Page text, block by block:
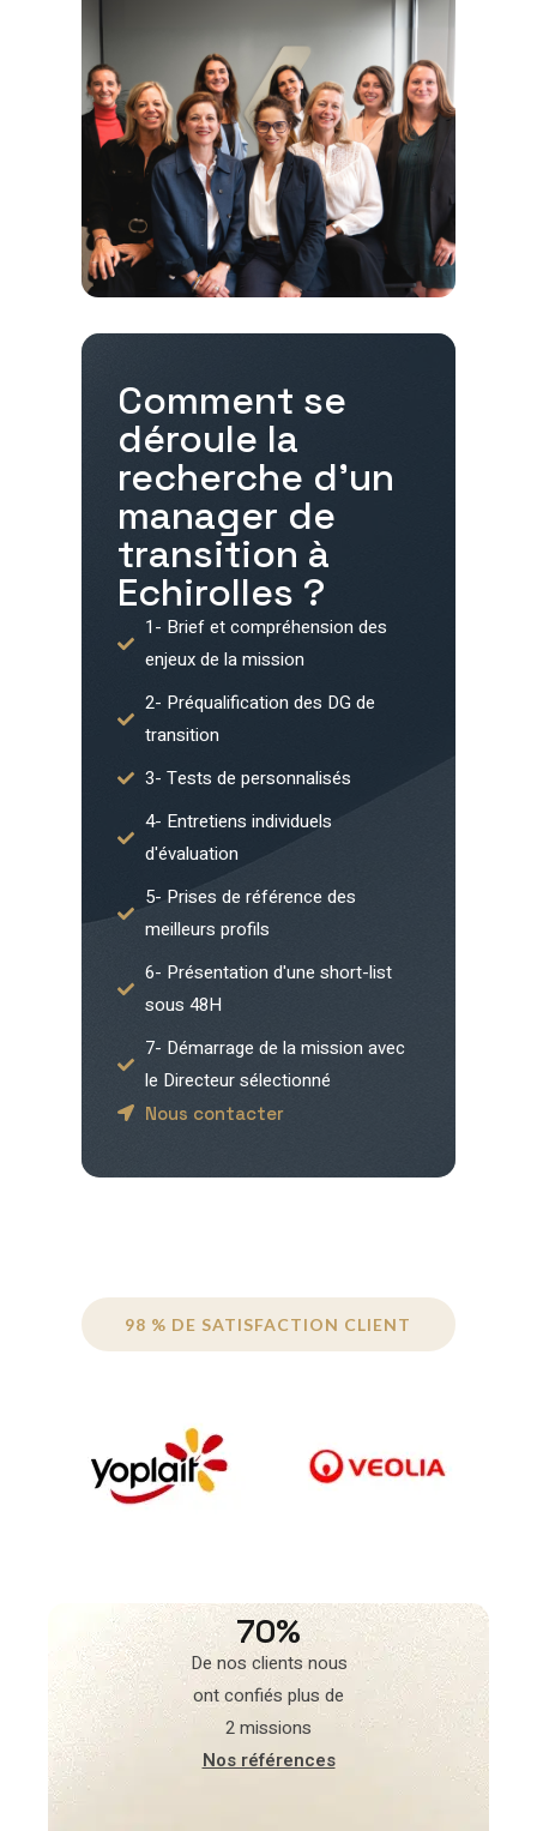
Comment se
déroule la
recherche d'un
manager de
transition à
Echirolles ?
1- Brief et compréhension des
enjeux de la mission
2- Préqualification des DG de
transition
3- Tests de personnalisés
4- Entretiens individuels
d'évaluation
5- Prises de référence des
meilleurs profils
6- Présentation d'une short-list
sous 48H
7- Démarrage de la mission avec
le Directeur sélectionné
Nous contacter
98 % DE SATISFACTION CLIENT
70%
De nos clients nous
ont confiés plus de
2 missions
Nos références